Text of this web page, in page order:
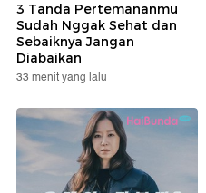
3 Tanda Pertemananmu
Sudah Nggak Sehat dan
Sebaiknya Jangan
Diabaikan
33 menit yang lalu